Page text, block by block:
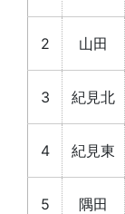
2 山田
3 紀見北
4 紀見東
5 隅田